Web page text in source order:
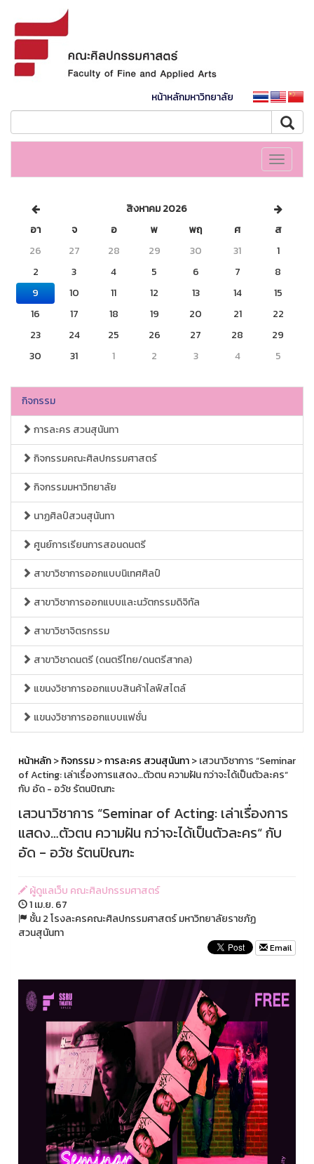
หน้าหลักมหาวิทยาลัย
Toggle
สิงหาคม 2026
อา
จ อ พ พฤ ศ
ส
26
27 28 29 30 31
1
2
3 4 5 6 7
8
9
10 11 12 13 14
15
16
17 18 19 20 21
22
23
24 25 26 27 28
29
30
31 1 2 3 4 5
กิจกรรม
การละคร สวนสุนันทา
กิจกรรมคณะศิลปกรรมศาสตร์
กิจกรรมมหาวิทยาลัย
นาฏศิลป์สวนสุนันทา
ศูนย์การเรียนการสอนดนตรี
สาขาวิชาการออกแบบนิเทศศิลป์
สาขาวิชาการออกแบบและนวัตกรรมดิจิทัล
สาขาวิชาจิตรกรรม
สาขาวิชาดนตรี (ดนตรีไทย/ดนตรีสากล)
แขนงวิชาการออกแบบสินค้าไลฟ์สไตล์
แขนงวิชาการออกแบบแฟชั่น
หน้าหลัก>กิจกรรม>การละคร สวนสุนันทา> เสวนาวิชาการ “Seminar
of Acting: เล่าเรื่องการแสดง…ตัวตน ความฝัน กว่าจะได้เป็นตัวละคร“
กับ อัด - อวัช รัตนปิณฑะ
เสวนาวิชาการ “Seminar of Acting: เล่าเรื่องการ
แสดง…ตัวตน ความฝัน กว่าจะได้เป็นตัวละคร“ กับ
อัด - อวัช รัตนปิณฑะ
ผู้ดูแลเว็บ คณะศิลปกรรมศาสตร์
1 เม.ย. 67
ชั้น 2 โรงละครคณะศิลปกรรมศาสตร์ มหาวิทยาลัยราชภัฏ
สวนสุนันทา
Email